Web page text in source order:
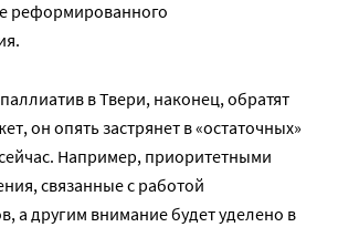
реформированного
в Твери, наконец, обратят
он опять застрянет в «остаточных»
сейчас. Например, приоритетными
связанные с работой
а другим внимание будет уделено в